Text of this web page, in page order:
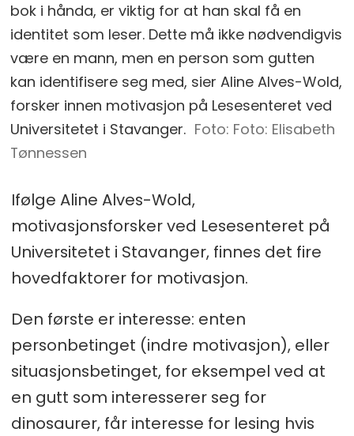
bok i hånda, er viktig for at han skal få en
identitet som leser. Dette må ikke nødvendigvis
være en mann, men en person som gutten
kan identifisere seg med, sier Aline Alves-Wold,
forsker innen motivasjon på Lesesenteret ved
Universitetet i Stavanger.
Foto: Elisabeth
Tønnessen
Ifølge Aline Alves-Wold,
motivasjonsforsker ved Lesesenteret på
Universitetet i Stavanger, finnes det fire
hovedfaktorer for motivasjon.
Den første er interesse: enten
personbetinget (indre motivasjon), eller
situasjonsbetinget, for eksempel ved at
en gutt som interesserer seg for
dinosaurer, får interesse for lesing hvis